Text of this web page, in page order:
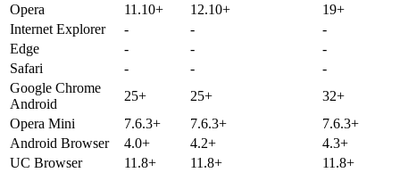
Opera
11.10+ 12.10+
19+
Internet Explorer
- -
-
Edge
- -
-
Safari
- -
-
Google Chrome
Android
25+ 25+
32+
Opera Mini
7.6.3+ 7.6.3+
7.6.3+
Android Browser
4.0+ 4.2+
4.3+
UC Browser
11.8+ 11.8+ 11.8+